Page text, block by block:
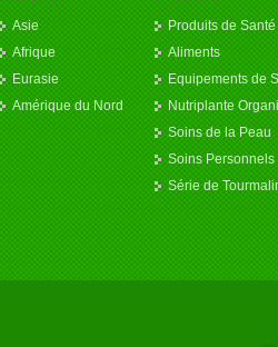
Asie
Afrique
Eurasie
Amérique du Nord
Produits de Santé
Aliments
Equipements de
Nutriplante
Soins de la Peau
Soins Personnels
Série de